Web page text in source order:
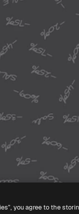
you agree to the